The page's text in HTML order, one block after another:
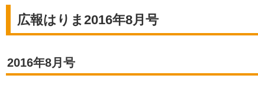
広報はりま2016年8月号
2016年8月号